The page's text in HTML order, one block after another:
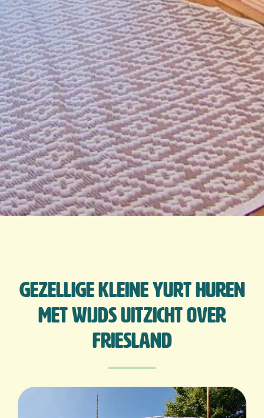
Gezellige kleine yurt huren
met wijds uitzicht over
Friesland